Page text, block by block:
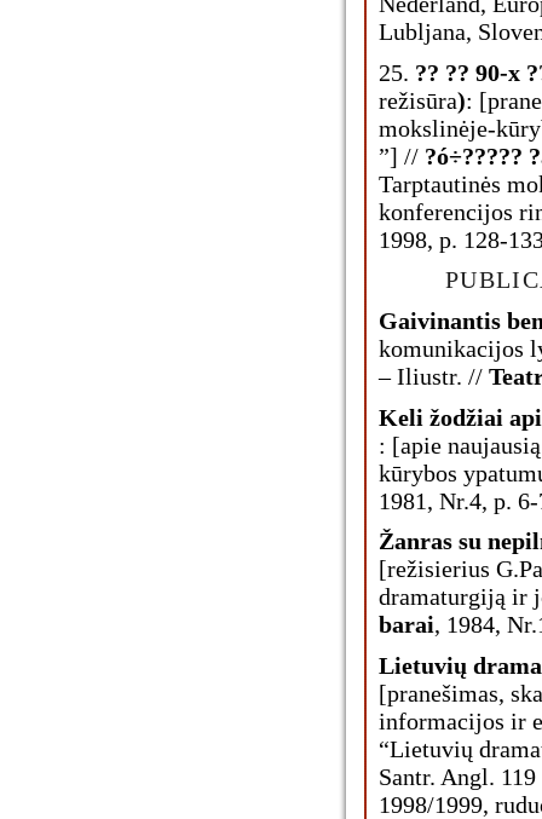
Lubljana,
25. ?? ?? 90-x
režisūra):
mokslinėje-
”] // ?ó÷?????
Tarptautinės
konferencijos
1998, p. 128-
Gaivinantis
komunikacijos
– Iliustr. //
Keli žodžiai
: [apie
kūrybos
1981, Nr.4, p.
Žanras su
[režisierius
dramaturgiją ir
barai, 1984,
Lietuvių
[pranešimas,
informacijos ir
“Lietuvių
Santr. Angl.
1998/1999,